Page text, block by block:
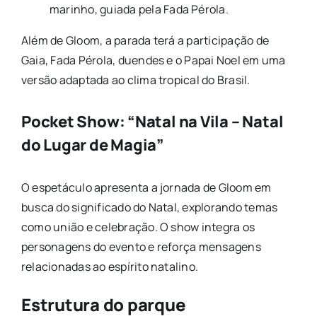
marinho, guiada pela Fada Pérola.
Além de Gloom, a parada terá a participação de
Gaia, Fada Pérola, duendes e o Papai Noel em uma
versão adaptada ao clima tropical do Brasil.
Pocket Show: “Natal na Vila – Natal
do Lugar de Magia”
O espetáculo apresenta a jornada de Gloom em
busca do significado do Natal, explorando temas
como união e celebração. O show integra os
personagens do evento e reforça mensagens
relacionadas ao espírito natalino.
Estrutura do parque